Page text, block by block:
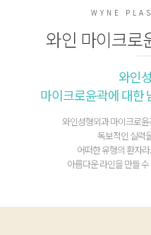
WYNE
와인 마이크로
와인
마이크로윤곽에 대한
와인성형외과 마이크로
독보적인 실력
어떠한 유형의 환자
아름다운 라인을 만들